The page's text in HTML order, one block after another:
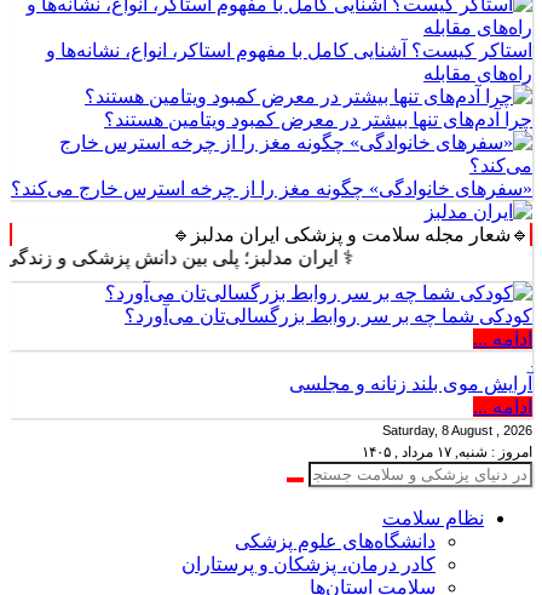
استاکر کیست؟ آشنایی کامل با مفهوم استاکر، انواع، نشانه‌ها و
راه‌های مقابله
چرا آدم‌های تنها بیشتر در معرض کمبود ویتامین هستند؟
«سفرهای خانوادگی» چگونه مغز را از چرخه استرس خارج می‌کند؟
🔹شعار مجله سلامت و پزشکی ایران مدلبز🔹
⚕️ ایران مدلبز؛ پلی بین دانش پزشکی و زندگی
کودکی شما چه بر سر روابط بزرگسالی‌تان می‌آورد؟
ادامه ...
آرایش موی بلند زنانه و مجلسی
ادامه ...
Saturday, 8 August , 2026
امروز : شنبه, ۱۷ مرداد , ۱۴۰۵
نظام سلامت
دانشگاه‌های علوم پزشکی
کادر درمان، پزشکان و پرستاران
سلامت استان‌ها